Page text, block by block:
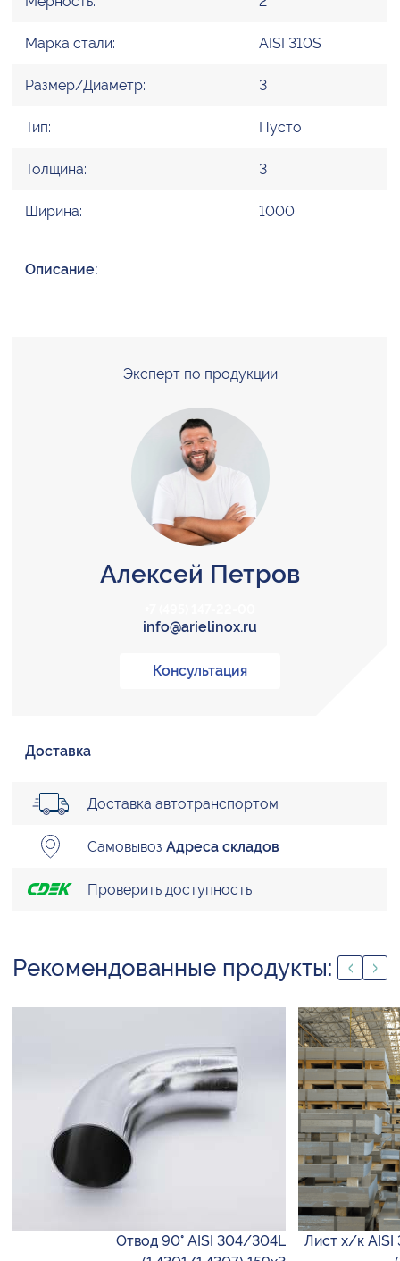
Марка стали: AISI 310S
Размер/Диаметр: 3
Тип: Пусто
Толщина: 3
Ширина: 1000
Описание:
Эксперт по продукции
Алексей Петров
info@arielinox.ru
Консультация
Доставка
Доставка автотранспортом
Самовывоз Адреса складов
Проверить доступность
Рекомендованные продукты:
Отвод 90° AISI 304/304L
Лист х/к AISI